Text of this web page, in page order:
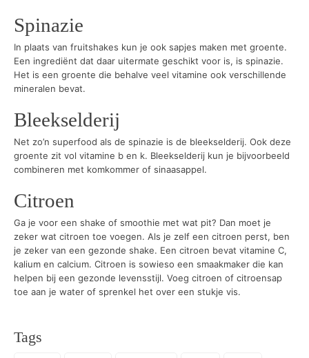
Spinazie
In plaats van fruitshakes kun je ook sapjes maken met groente.
Een ingrediënt dat daar uitermate geschikt voor is, is spinazie.
Het is een groente die behalve veel vitamine ook verschillende
mineralen bevat.
Bleekselderij
Net zo’n superfood als de spinazie is de bleekselderij. Ook deze
groente zit vol vitamine b en k. Bleekselderij kun je bijvoorbeeld
combineren met komkommer of sinaasappel.
Citroen
Ga je voor een shake of smoothie met wat pit? Dan moet je
zeker wat citroen toe voegen. Als je zelf een citroen perst, ben
je zeker van een gezonde shake. Een citroen bevat vitamine C,
kalium en calcium. Citroen is sowieso een smaakmaker die kan
helpen bij een gezonde levensstijl. Voeg citroen of citroensap
toe aan je water of sprenkel het over een stukje vis.
Tags